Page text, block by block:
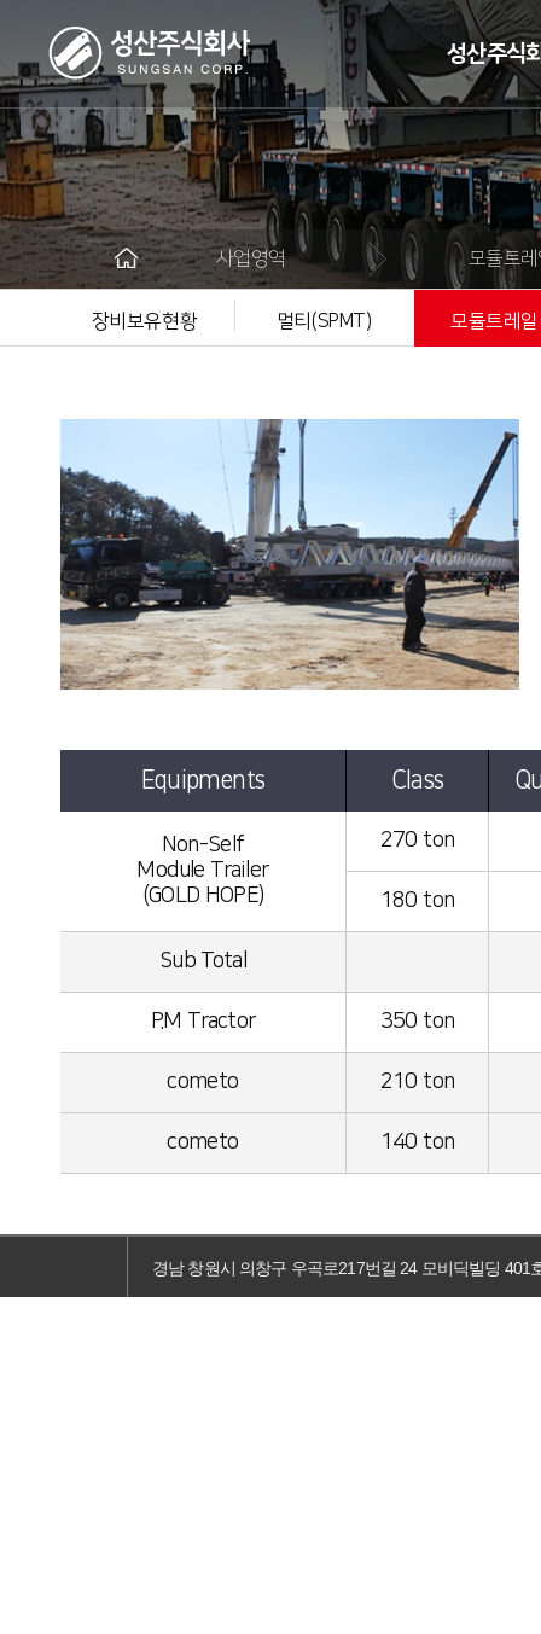
성산주식
회사
ceo
회사
조직
주
위치
사업영역 모듈트
장비보유현황 멀티(SPMT) 모듈트레
Equipments Class
Non-Self
Module Trailer
(GOLD HOPE)
270 ton
180 ton
Sub Total
P.M Tractor 350 ton
cometo 210 ton
cometo 140 ton
경남 창원시 의창구 우곡로217번길 24 모비딕빌딩